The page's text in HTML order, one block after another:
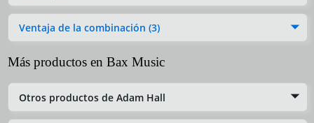
Ventaja de la combinación (3)
Más productos en Bax Music
Otros productos de Adam Hall